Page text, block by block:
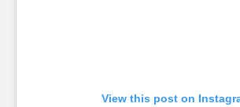
View this post on